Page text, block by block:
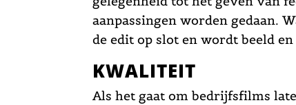
aanpassingen worden gedaan.
de edit op slot en wordt beeld
KWALITEIT
Als het gaat om bedrijfsfilms